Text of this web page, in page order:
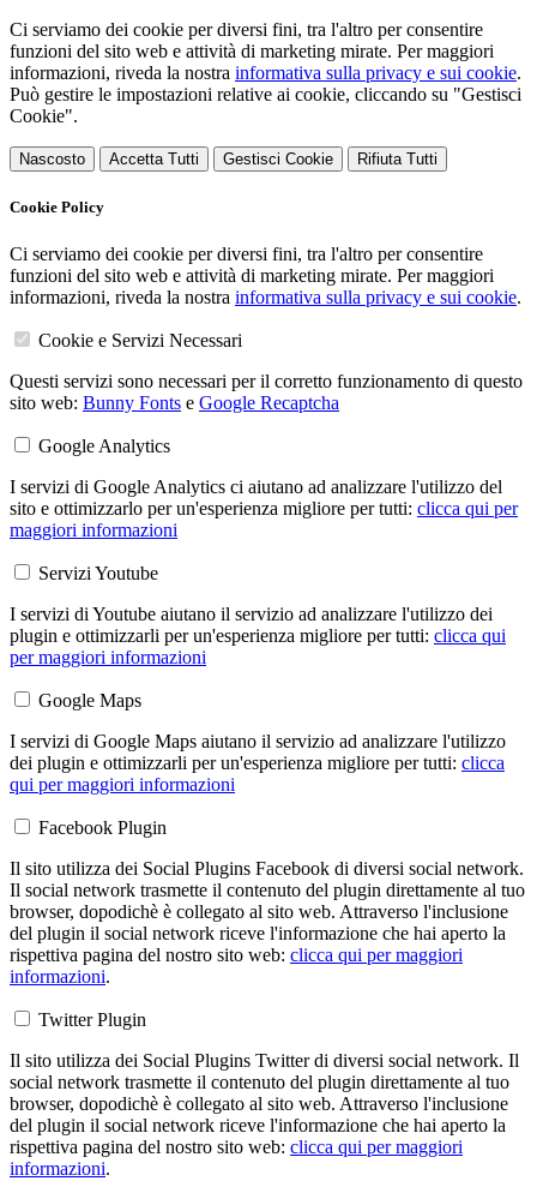
Ci serviamo dei cookie per diversi fini, tra l'altro per consentire
funzioni del sito web e attività di marketing mirate. Per maggiori
informazioni, riveda la nostra informativa sulla privacy e sui cookie.
Può gestire le impostazioni relative ai cookie, cliccando su "Gestisci
Cookie".
Nascosto Accetta Tutti Gestisci Cookie Rifiuta Tutti
Cookie Policy
Ci serviamo dei cookie per diversi fini, tra l'altro per consentire
funzioni del sito web e attività di marketing mirate. Per maggiori
informazioni, riveda la nostra informativa sulla privacy e sui cookie.
Cookie e Servizi Necessari
Questi servizi sono necessari per il corretto funzionamento di questo
sito web: Bunny Fonts e Google Recaptcha
Google Analytics
I servizi di Google Analytics ci aiutano ad analizzare l'utilizzo del
sito e ottimizzarlo per un'esperienza migliore per tutti: clicca qui per
maggiori informazioni
Servizi Youtube
I servizi di Youtube aiutano il servizio ad analizzare l'utilizzo dei
plugin e ottimizzarli per un'esperienza migliore per tutti: clicca qui
per maggiori informazioni
Google Maps
I servizi di Google Maps aiutano il servizio ad analizzare l'utilizzo
dei plugin e ottimizzarli per un'esperienza migliore per tutti: clicca
qui per maggiori informazioni
Facebook Plugin
Il sito utilizza dei Social Plugins Facebook di diversi social network.
Il social network trasmette il contenuto del plugin direttamente al tuo
browser, dopodichè è collegato al sito web. Attraverso l'inclusione
del plugin il social network riceve l'informazione che hai aperto la
rispettiva pagina del nostro sito web: clicca qui per maggiori
informazioni.
Twitter Plugin
Il sito utilizza dei Social Plugins Twitter di diversi social network. Il
social network trasmette il contenuto del plugin direttamente al tuo
browser, dopodichè è collegato al sito web. Attraverso l'inclusione
del plugin il social network riceve l'informazione che hai aperto la
rispettiva pagina del nostro sito web: clicca qui per maggiori
informazioni.